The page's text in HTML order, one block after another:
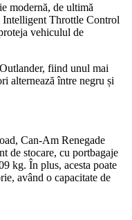
modernă, de ultimă
Intelligent Throttle Control
vehiculul de
fiind unul mai
alternează între negru și
Can-Am Renegade
de stocare, cu portbagaje
kg. În plus, acesta poate
având o capacitate de